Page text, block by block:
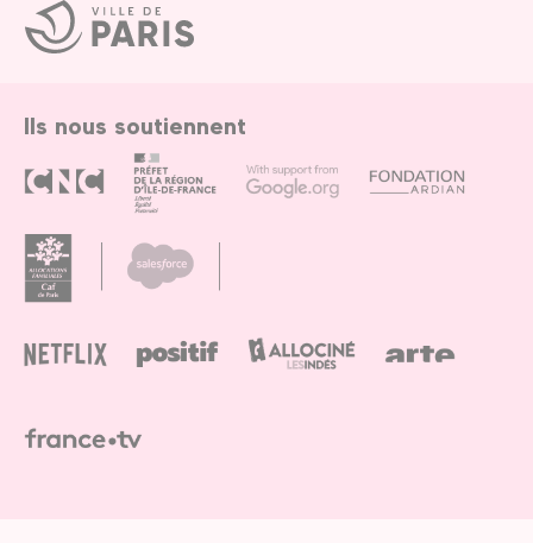
Ville
de
Paris
Ils nous soutiennent